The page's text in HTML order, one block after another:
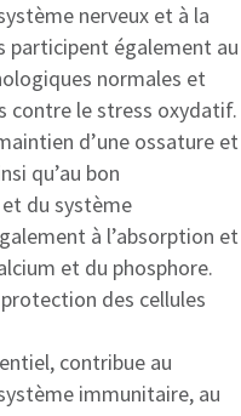
nerveux et à la
participent également au
normales et
contre le stress oxydatif.
d’une ossature et
qu’au bon
du système
à l’absorption et
et du phosphore.
des cellules
contribue au
immunitaire, au